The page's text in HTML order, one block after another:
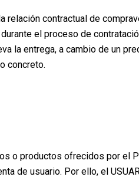
contractual de
el proceso de
la entrega, a cambio de un
concreto.
o productos ofrecidos por el
de usuario. Por ello, el